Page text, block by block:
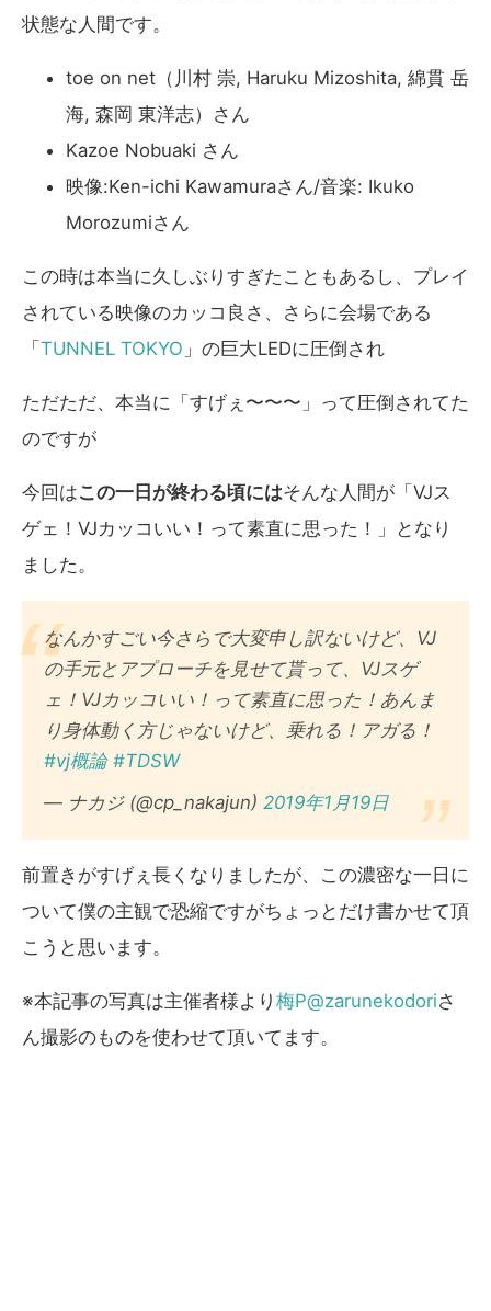
状態な人間です。
toe on net（川村 崇, Haruku Mizoshita, 綿貫 岳
海, 森岡 東洋志）さん
Kazoe Nobuaki さん
映像:Ken-ichi Kawamuraさん/音楽: Ikuko
Morozumiさん
この時は本当に久しぶりすぎたこともあるし、プレイ
されている映像のカッコ良さ、さらに会場である
「TUNNEL TOKYO 」の巨大LEDに圧倒され
ただただ、本当に「すげぇ〜〜〜」って圧倒されてた
のですが
今回はこの一日が終わる頃にはそんな人間が「VJス
ゲェ！VJカッコいい！って素直に思った！」となり
ました。
なんかすごい今さらで大変申し訳ないけど、VJ
の手元とアプローチを見せて貰って、VJスゲ
ェ！VJカッコいい！って素直に思った！あんま
り身体動く方じゃないけど、乗れる！アガる！
#vj概論 #TDSW
— ナカジ (@cp_nakajun) 2019年1月19日
前置きがすげぇ長くなりましたが、この濃密な一日に
ついて僕の主観で恐縮ですがちょっとだけ書かせて頂
こうと思います。
※本記事の写真は主催者様より 梅P@zarunekodoriさ
ん撮影のものを使わせて頂いてます。